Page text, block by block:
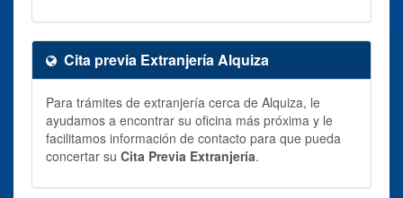
Cita previa Extranjería Alquiza
Para trámites de extranjería cerca de Alquiza, le
ayudamos a encontrar su oficina más próxima y le
facilitamos información de contacto para que pueda
concertar su Cita Previa Extranjería.